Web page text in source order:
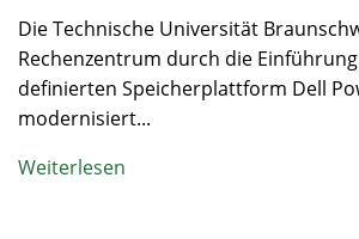
Die Technische Universität
Rechenzentrum durch die
definierten Speicherplattform Dell
modernisiert...
Weiterlesen